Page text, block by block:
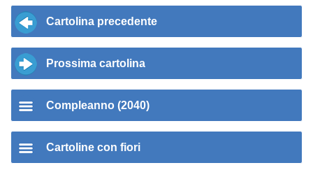
Cartolina precedente
Prossima cartolina
Compleanno (2040)
Cartoline con fiori